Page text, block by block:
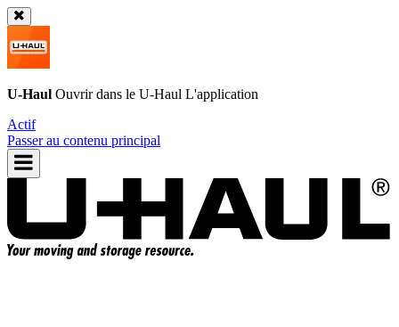
U-Haul Ouvrir dans le U-Haul L'application
Actif
Passer au contenu principal